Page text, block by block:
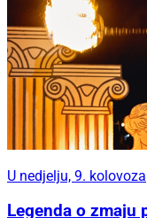
U nedjelju, 9. kolovoza
Legenda o